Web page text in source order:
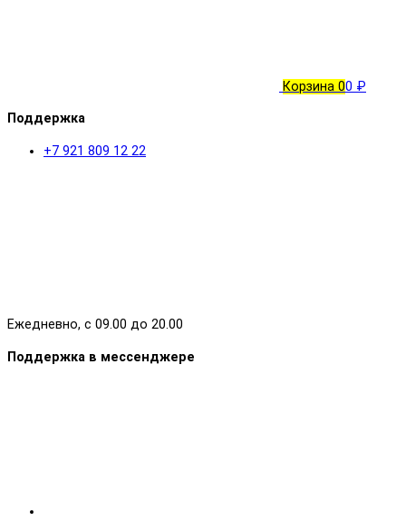
Корзина 00 ₽
Поддержка
+7 921 809 12 22
Ежедневно, с 09.00 до 20.00
Поддержка в мессенджере